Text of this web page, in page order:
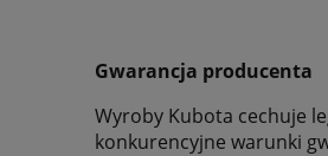
Gwarancja producenta
Wyroby Kubota cechuje
konkurencyjne warunki